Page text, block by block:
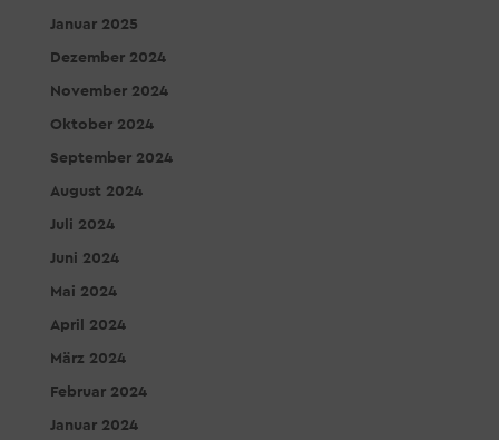
Januar 2025
Dezember 2024
November 2024
Oktober 2024
September 2024
August 2024
Juli 2024
Juni 2024
Mai 2024
April 2024
März 2024
Februar 2024
Januar 2024